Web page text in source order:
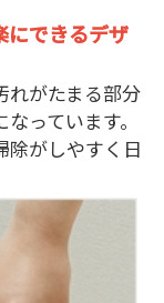
できるデザ
れがたまる部分
っています。
除がしやすく日